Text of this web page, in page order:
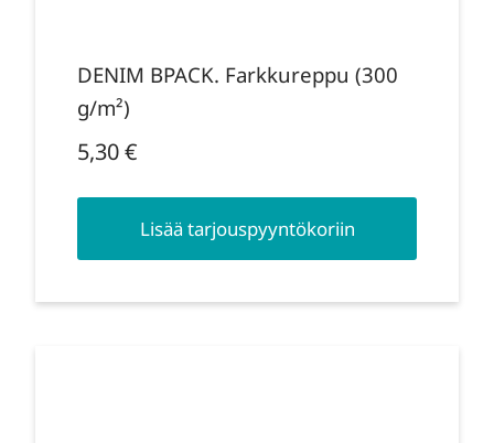
DENIM BPACK. Farkkureppu (300
g/m²)
5,30€
Lisää tarjouspyyntökoriin